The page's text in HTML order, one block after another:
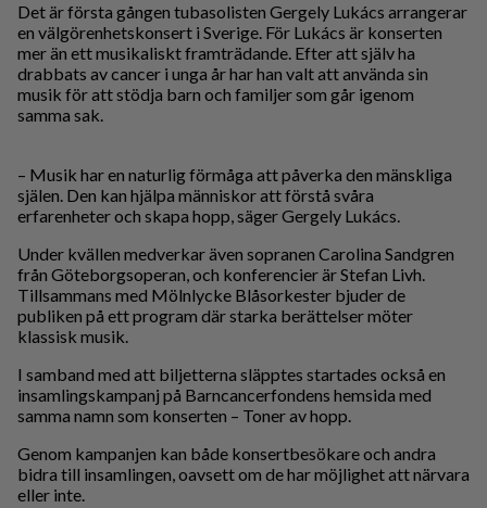
Det är första gången tubasolisten Gergely Lukács arrangerar
en välgörenhetskonsert i Sverige. För Lukács är konserten
mer än ett musikaliskt framträdande. Efter att själv ha
drabbats av cancer i unga år har han valt att använda sin
musik för att stödja barn och familjer som går igenom
samma sak.
– Musik har en naturlig förmåga att påverka den mänskliga
själen. Den kan hjälpa människor att förstå svåra
erfarenheter och skapa hopp, säger Gergely Lukács.
Under kvällen medverkar även sopranen Carolina Sandgren
från Göteborgsoperan, och konferencier är Stefan Livh.
Tillsammans med Mölnlycke Blåsorkester bjuder de
publiken på ett program där starka berättelser möter
klassisk musik.
I samband med att biljetterna släpptes startades också en
insamlingskampanj på Barncancerfondens hemsida med
samma namn som konserten – Toner av hopp.
Genom kampanjen kan både konsertbesökare och andra
bidra till insamlingen, oavsett om de har möjlighet att närvara
eller inte.